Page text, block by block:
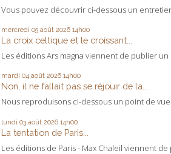
Vous pouvez découvrir ci-dessous un
mercredi 05 août 2026 14h00
La croix celtique et le croissant...
Les éditions Ars magna viennent de publier un
mardi 04 août 2026 14h00
Non, il ne fallait pas se réjouir de la...
Nous reproduisons ci-dessous un point de
lundi 03 août 2026 14h00
La tentation de Paris...
Les éditions de Paris - Max Chaleil viennent de